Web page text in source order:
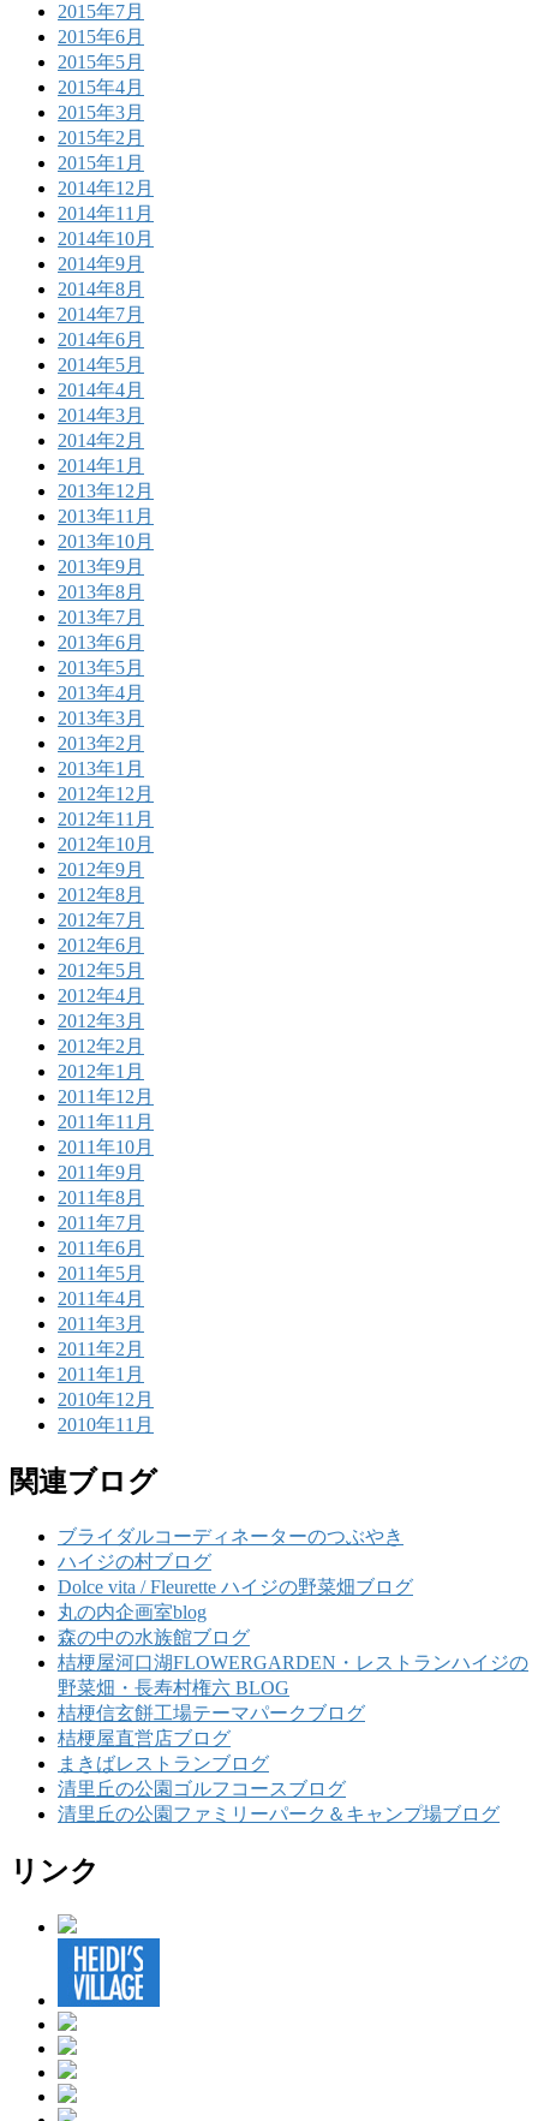
2015年7月
2015年6月
2015年5月
2015年4月
2015年3月
2015年2月
2015年1月
2014年12月
2014年11月
2014年10月
2014年9月
2014年8月
2014年7月
2014年6月
2014年5月
2014年4月
2014年3月
2014年2月
2014年1月
2013年12月
2013年11月
2013年10月
2013年9月
2013年8月
2013年7月
2013年6月
2013年5月
2013年4月
2013年3月
2013年2月
2013年1月
2012年12月
2012年11月
2012年10月
2012年9月
2012年8月
2012年7月
2012年6月
2012年5月
2012年4月
2012年3月
2012年2月
2012年1月
2011年12月
2011年11月
2011年10月
2011年9月
2011年8月
2011年7月
2011年6月
2011年5月
2011年4月
2011年3月
2011年2月
2011年1月
2010年12月
2010年11月
関連ブログ
ブライダルコーディネーターのつぶやき
ハイジの村ブログ
Dolce vita / Fleurette ハイジの野菜畑ブログ
丸の内企画室blog
森の中の水族館ブログ
桔梗屋河口湖FLOWERGARDEN・レストランハイジの
野菜畑・長寿村権六 BLOG
桔梗信玄餅工場テーマパークブログ
桔梗屋直営店ブログ
まきばレストランブログ
清里丘の公園ゴルフコースブログ
清里丘の公園ファミリーパーク＆キャンプ場ブログ
リンク